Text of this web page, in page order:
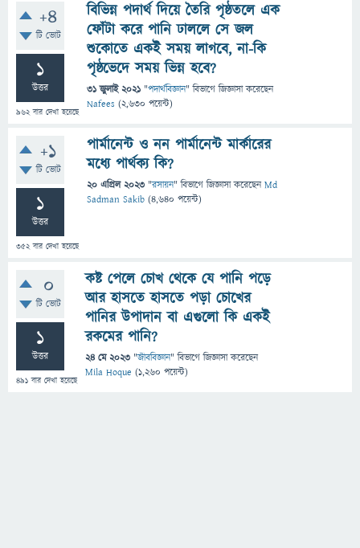
+4
টি ভোট
1
উত্তর
962বার দেখা হয়েছে
বিভিন্ন পদার্থ দিয়ে তৈরি পৃষ্ঠতলে এক
ফোঁটা করে পানি ঢাললে সে জল
শুকোতে একই সময় লাগবে, না-কি
পৃষ্ঠভেদে সময় ভিন্ন হবে?
31 জুলাই 2021 "পদার্থবিজ্ঞান" বিভাগে জিজ্ঞাসাকরেছেন
Nafees (2,630 পয়েন্ট)
+1
টি ভোট
1
উত্তর
352বার দেখা হয়েছে
পার্মানেন্ট ও নন পার্মানেন্ট মার্কারের
মধ্যে পার্থক্য কি?
20 এপ্রিল 2023 "রসায়ন" বিভাগে জিজ্ঞাসাকরেছেনMd
Sadman Sakib (4,640 পয়েন্ট)
0
টি ভোট
1
উত্তর
491 বার দেখা হয়েছে
কষ্ট পেলে চোখ থেকে যে পানি পড়ে
আর হাসতে হাসতে পড়া চোখের
পানির উপাদান বা এগুলো কি একই
রকমের পানি?
24 মে 2023 "জীববিজ্ঞান" বিভাগে জিজ্ঞাসাকরেছেন
Mila Hoque (1,260 পয়েন্ট)